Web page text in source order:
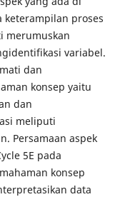
keterampilan proses
merumuskan
variabel.
dan
konsep yaitu
dan
meliputi
Persamaan aspek
5E pada
konsep
data